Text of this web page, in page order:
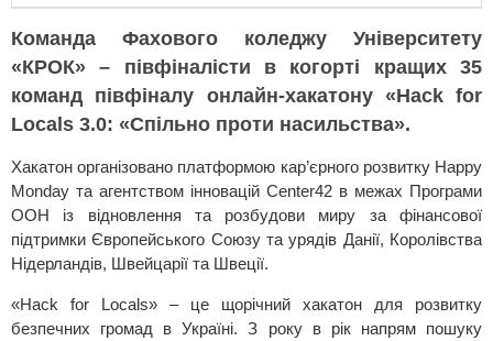
Команда Фахового коледжу Університету
«КРОК» – півфіналісти в когорті кращих 35
команд півфіналу онлайн-хакатону «Насk for
Locals 3.0: «Спільно проти насильства».
Хакатон організовано платформою кар’єрного розвитку Happy
Monday та агентством інновацій Center42 в межах Програми
ООН із відновлення та розбудови миру за фінансової
підтримки Європейського Союзу та урядів Данії, Королівства
Нідерландів, Швейцарії та Швеції.
«Hack for Locals» – це щорічний хакатон для розвитку
безпечних громад в Україні. З року в рік напрям пошуку